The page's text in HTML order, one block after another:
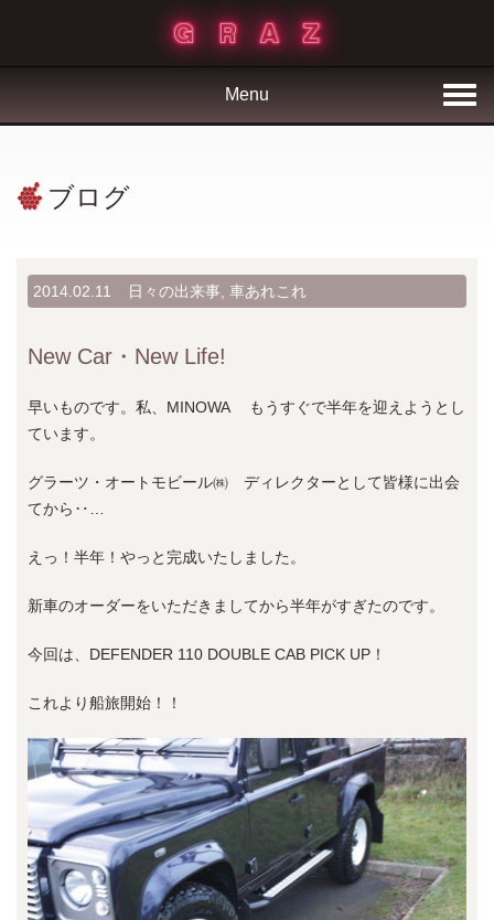
Menu
ブログ
2014.02.11 日々の出来事 車あれこれ
New Car・New Life!
早いものです。私、MINOWA もうすぐで半年を迎えようとし
ています。
グラーツ・オートモビール㈱ ディレクターとして皆様に出会
てから‥…
えっ！半年！やっと完成いたしました。
新車のオーダーをいただきましてから半年がすぎたのです。
今回は、DEFENDER 110 DOUBLE CAB PICK UP！
これより船旅開始！！